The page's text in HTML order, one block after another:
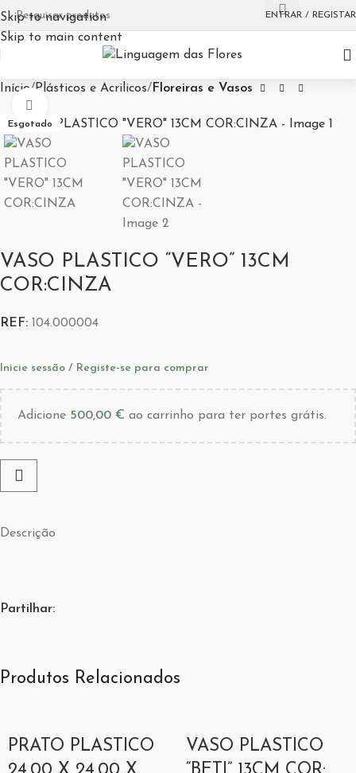
Skip to navigation
Skip to main content
ENTRAR / REGISTAR
Início Plásticos e Acrilicos Floreiras e Vasos
Esgotado
VASO PLASTICO “VERO” 13CM
COR:CINZA
REF: 104.000004
Inicie sessão / Registe-se para comprar
Adicione 500,00 € ao carrinho para ter portes grátis.
Descrição
Partilhar:
Produtos Relacionados
PRATO PLASTICO
VASO PLASTICO